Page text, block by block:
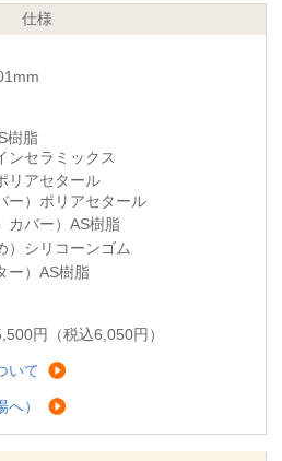
仕様
脂
ラミックス
セタール
リアセタール
カバー） AS樹脂
シリコーンゴム
ー）AS樹脂
円（税込6,050円）
いて
）